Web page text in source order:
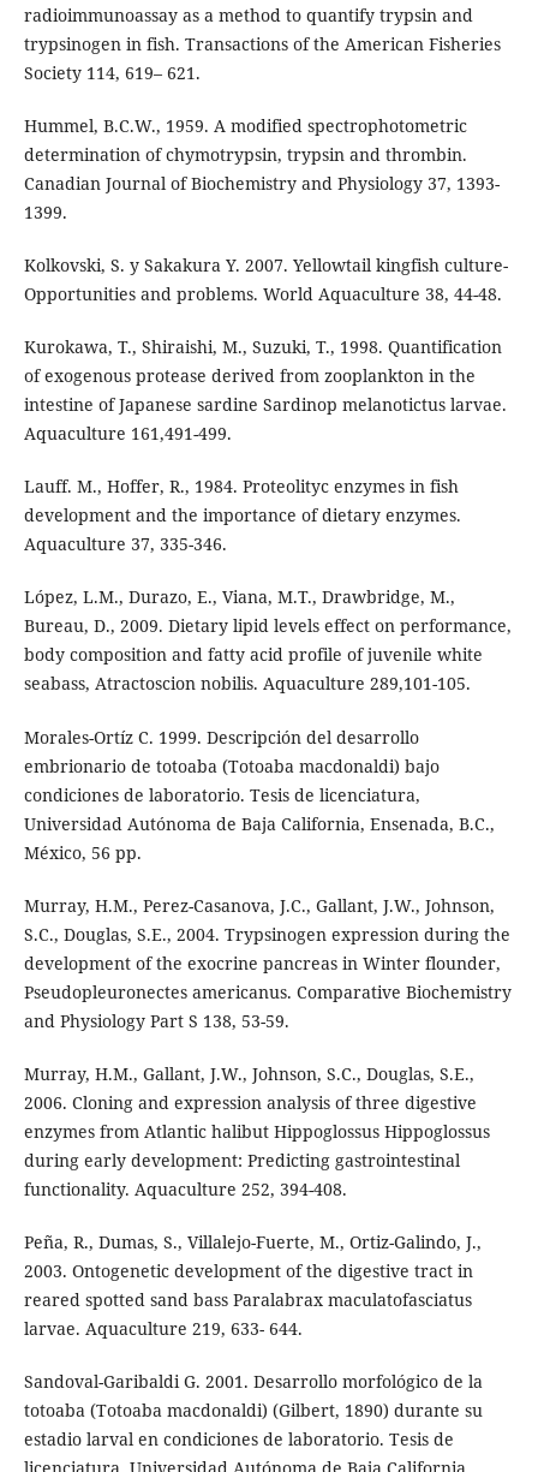
radioimmunoassay as a method to quantify trypsin and
trypsinogen in fish. Transactions of the American Fisheries
Society 114, 619– 621.
Hummel, B.C.W., 1959. A modified spectrophotometric
determination of chymotrypsin, trypsin and thrombin.
Canadian Journal of Biochemistry and Physiology 37, 1393-
1399.
Kolkovski, S. y Sakakura Y. 2007. Yellowtail kingfish culture-
Opportunities and problems. World Aquaculture 38, 44-48.
Kurokawa, T., Shiraishi, M., Suzuki, T., 1998. Quantification
of exogenous protease derived from zooplankton in the
intestine of Japanese sardine Sardinop melanotictus larvae.
Aquaculture 161,491-499.
Lauff. M., Hoffer, R., 1984. Proteolityc enzymes in fish
development and the importance of dietary enzymes.
Aquaculture 37, 335-346.
López, L.M., Durazo, E., Viana, M.T., Drawbridge, M.,
Bureau, D., 2009. Dietary lipid levels effect on performance,
body composition and fatty acid profile of juvenile white
seabass, Atractoscion nobilis. Aquaculture 289,101-105.
Morales-Ortíz C. 1999. Descripción del desarrollo
embrionario de totoaba (Totoaba macdonaldi) bajo
condiciones de laboratorio. Tesis de licenciatura,
Universidad Autónoma de Baja California, Ensenada, B.C.,
México, 56 pp.
Murray, H.M., Perez-Casanova, J.C., Gallant, J.W., Johnson,
S.C., Douglas, S.E., 2004. Trypsinogen expression during the
development of the exocrine pancreas in Winter flounder,
Pseudopleuronectes americanus. Comparative Biochemistry
and Physiology Part S 138, 53-59.
Murray, H.M., Gallant, J.W., Johnson, S.C., Douglas, S.E.,
2006. Cloning and expression analysis of three digestive
enzymes from Atlantic halibut Hippoglossus Hippoglossus
during early development: Predicting gastrointestinal
functionality. Aquaculture 252, 394-408.
Peña, R., Dumas, S., Villalejo-Fuerte, M., Ortiz-Galindo, J.,
2003. Ontogenetic development of the digestive tract in
reared spotted sand bass Paralabrax maculatofasciatus
larvae. Aquaculture 219, 633- 644.
Sandoval-Garibaldi G. 2001. Desarrollo morfológico de la
totoaba (Totoaba macdonaldi) (Gilbert, 1890) durante su
estadio larval en condiciones de laboratorio. Tesis de
licenciatura, Universidad Autónoma de Baja California,